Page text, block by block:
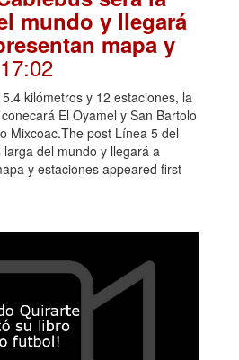
mundo y llegará
mapa y
kilómetros y 12 estaciones, la
El Oyamel y San Bartolo
Mixcoac.The post Línea 5 del
del mundo y llegará a
y estaciones appeared first